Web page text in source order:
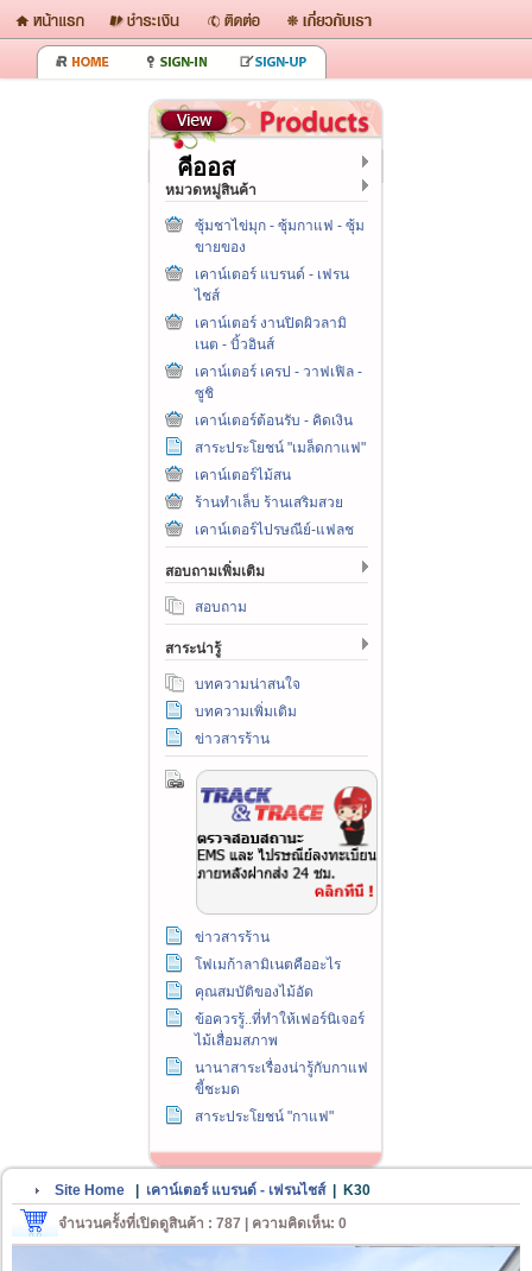
คีออส
หมวดหมู่สินค้า
ซุ้มชาไข่มุก - ซุ้มกาแฟ - ซุ้ม
ขายของ
เคาน์เตอร์ แบรนด์ - เฟรน
ไชส์
เคาน์เตอร์ งานปิดผิวลามิ
เนต - บิ้วอินส์
เคาน์เตอร์ เครป - วาฟเฟิล -
ซูชิ
เคาน์เตอร์ต้อนรับ - คิดเงิน
สาระประโยชน์ "เมล็ดกาแฟ"
เคาน์เตอร์ไม้สน
ร้านทำเล็บ ร้านเสริมสวย
เคาน์เตอร์ไปรษณีย์-แฟลช
สอบถามเพิ่มเติม
สอบถาม
สาระน่ารู้
บทความน่าสนใจ
บทความเพิ่มเติม
ข่าวสารร้าน
ข่าวสารร้าน
โฟเมก้าลามิเนตคืออะไร
คุณสมบัติของไม้อัด
ข้อควรรู้..ที่ทำให้เฟอร์นิเจอร์
ไม้เสื่อมสภาพ
นานาสาระเรื่องน่ารู้กับกาแฟ
ขี้ชะมด
สาระประโยชน์ "กาแฟ"
Site Home เคาน์เตอร์ แบรนด์ - เฟรนไชส์|
K30
จำนวนครั้งที่เปิดดูสินค้า : 787 | ความคิดเห็น: 0